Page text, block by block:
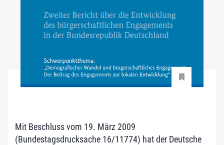
-
Mit Beschluss vom 19. März 2009
(Bundestagsdrucksache 16/11774) hat der Deutsche